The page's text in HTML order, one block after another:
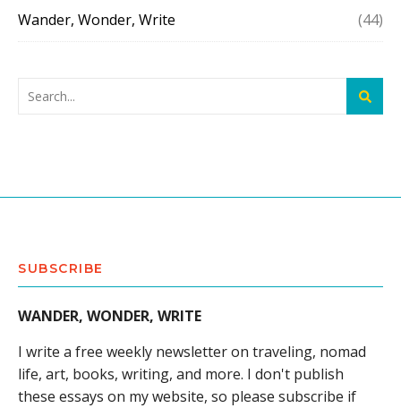
Wander, Wonder, Write (44)
SUBSCRIBE
WANDER, WONDER, WRITE
I write a free weekly newsletter on traveling, nomad
life, art, books, writing, and more. I don't publish
these essays on my website, so please subscribe if